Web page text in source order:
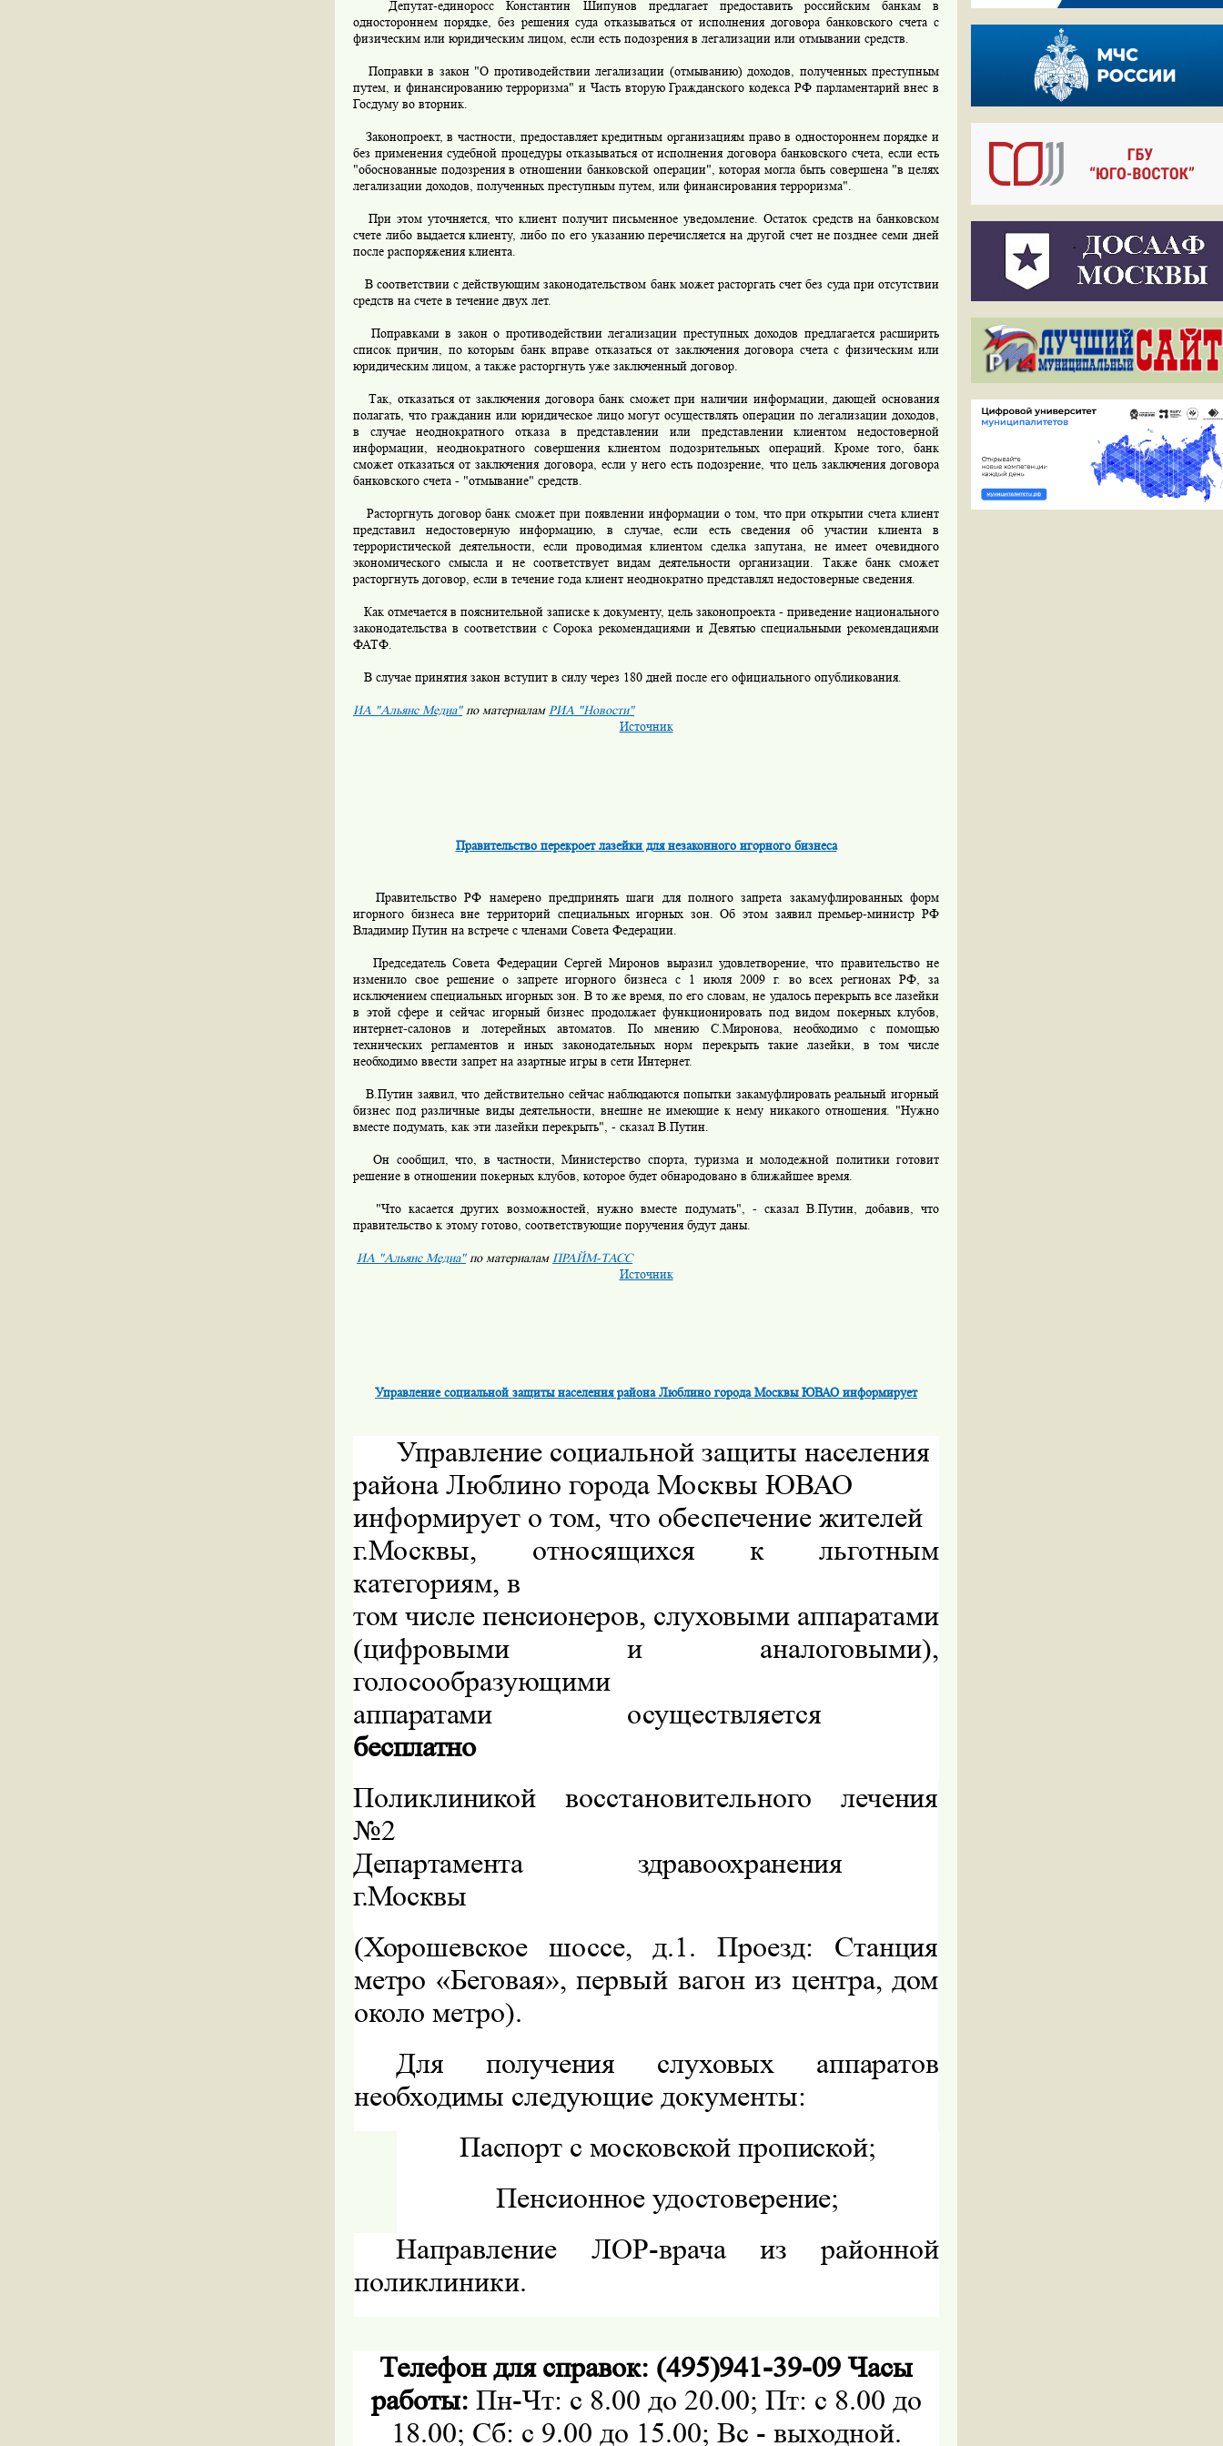
Депутат-единоросс Константин Шипунов предлагает предоставить российским банкам в
одностороннем порядке, без решения суда отказываться от исполнения договора банковского счета с
физическим или юридическим лицом, если есть подозрения в легализации или отмывании средств.
Поправки в закон "О противодействии легализации (отмыванию) доходов, полученных преступным
путем, и финансированию терроризма" и Часть вторую Гражданского кодекса РФ парламентарий внес в
Госдуму во вторник.
Законопроект, в частности, предоставляет кредитным организациям право в одностороннем порядке и
без применения судебной процедуры отказываться от исполнения договора банковского счета, если есть
"обоснованные подозрения в отношении банковской операции", которая могла быть совершена "в целях
легализации доходов, полученных преступным путем, или финансирования терроризма".
При этом уточняется, что клиент получит письменное уведомление. Остаток средств на банковском
счете либо выдается клиенту, либо по его указанию перечисляется на другой счет не позднее семи дней
после распоряжения клиента.
В соответствии с действующим законодательством банк может расторгать счет без суда при отсутствии
средств на счете в течение двух лет.
Поправками в закон о противодействии легализации преступных доходов предлагается расширить
список причин, по которым банк вправе отказаться от заключения договора счета с физическим или
юридическим лицом, а также расторгнуть уже заключенный договор.
Так, отказаться от заключения договора банк сможет при наличии информации, дающей основания
полагать, что гражданин или юридическое лицо могут осуществлять операции по легализации доходов,
в случае неоднократного отказа в представлении или представлении клиентом недостоверной
информации, неоднократного совершения клиентом подозрительных операций. Кроме того, банк
сможет отказаться от заключения договора, если у него есть подозрение, что цель заключения договора
банковского счета - "отмывание" средств.
Расторгнуть договор банк сможет при появлении информации о том, что при открытии счета клиент
представил недостоверную информацию, в случае, если есть сведения об участии клиента в
террористической деятельности, если проводимая клиентом сделка запутана, не имеет очевидного
экономического смысла и не соответствует видам деятельности организации. Также банк сможет
расторгнуть договор, если в течение года клиент неоднократно представлял недостоверные сведения.
Как отмечается в пояснительной записке к документу, цель законопроекта - приведение национального
законодательства в соответствии с Сорока рекомендациями и Девятью специальными рекомендациями
ФАТФ.
В случае принятия закон вступит в силу через 180 дней после его официального опубликования.
ИА "Альянс Медиа"по материаламРИА "Новости"
Источник
Правительство перекроет лазейки для незаконного игорного бизнеса
Правительство РФ намерено предпринять шаги для полного запрета закамуфлированных форм
игорного бизнеса вне территорий специальных игорных зон. Об этом заявил премьер-министр РФ
Владимир Путин на встрече с членами Совета Федерации.
Председатель Совета Федерации Сергей Миронов выразил удовлетворение, что правительство не
изменило свое решение о запрете игорного бизнеса с 1 июля 2009 г. во всех регионах РФ, за
исключением специальных игорных зон. В то же время, по его словам, не удалось перекрыть все лазейки
в этой сфере и сейчас игорный бизнес продолжает функционировать под видом покерных клубов,
интернет-салонов и лотерейных автоматов. По мнению С.Миронова, необходимо с помощью
технических регламентов и иных законодательных норм перекрыть такие лазейки, в том числе
необходимо ввести запрет на азартные игры в сети Интернет.
В.Путин заявил, что действительно сейчас наблюдаются попытки закамуфлировать реальный игорный
бизнес под различные виды деятельности, внешне не имеющие к нему никакого отношения. "Нужно
вместе подумать, как эти лазейки перекрыть", - сказал В.Путин.
Он сообщил, что, в частности, Министерство спорта, туризма и молодежной политики готовит
решение в отношении покерных клубов, которое будет обнародовано в ближайшее время.
"Что касается других возможностей, нужно вместе подумать", - сказал В.Путин, добавив, что
правительство к этому готово, соответствующие поручения будут даны.
ИА "Альянс Медиа"по материалам ПРАЙМ-ТАСС
Источник
Управление социальной защиты населения района Люблино города Москвы ЮВАО информирует
Управление социальной защиты населения
района Люблино города Москвы ЮВАО
информирует о том, что обеспечение жителей
г.Москвы, относящихся к льготным
категориям, в
том числе пенсионеров, слуховыми аппаратами
(цифровыми и аналоговыми),
голосообразующими
аппаратами
осуществляется
бесплатно
Поликлиникой восстановительного лечения
№2
Департамента
здравоохранения
г.Москвы
(Хорошевское шоссе, д.1. Проезд: Станция
метро «Беговая», первый вагон из центра, дом
около метро).
Для получения слуховых аппаратов
необходимы следующие документы:
Паспорт с московской пропиской;
Пенсионное удостоверение;
Направление ЛОР-врача из районной
поликлиники.
Телефон для справок: (495)941-39-09Часы
работы: Пн-Чт: с 8.00 до 20.00; Пт: с 8.00 до
18.00; Сб: с 9.00 до 15.00; Вс - выходной.